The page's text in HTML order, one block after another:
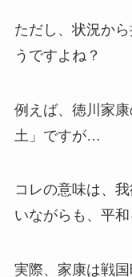
ただし、状況か
うですよね？
例えば、徳川家
土」ですが…
コレの意味は、
いながらも、平
実際、家康は戦